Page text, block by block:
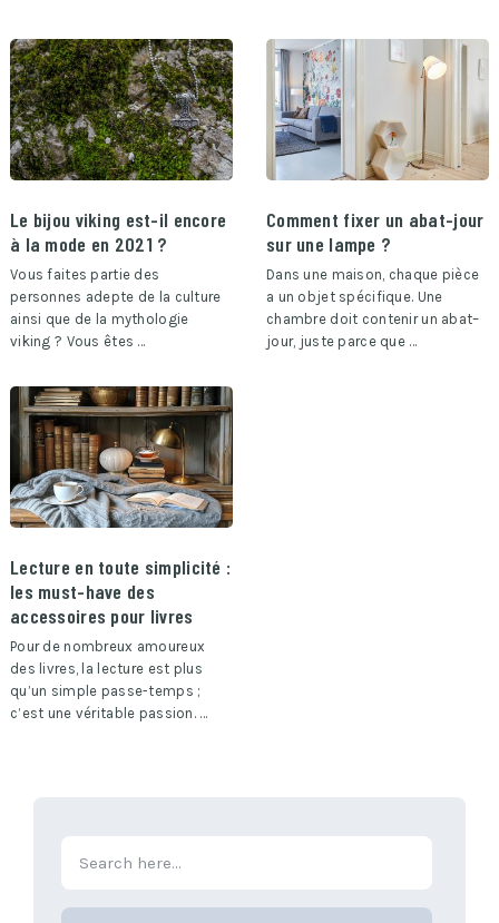
Le bijou viking est-il encore
à la mode en 2021 ?
Vous faites partie des
personnes adepte de la culture
ainsi que de la mythologie
viking ? Vous êtes …
Comment fixer un abat-jour
sur une lampe ?
Dans une maison, chaque pièce
a un objet spécifique. Une
chambre doit contenir un abat–
jour, juste parce que …
Lecture en toute simplicité :
les must-have des
accessoires pour livres
Pour de nombreux amoureux
des livres, la lecture est plus
qu’un simple passe-temps ;
c’est une véritable passion. …